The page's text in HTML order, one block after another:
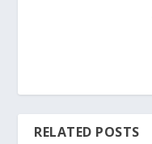
RELATED POSTS